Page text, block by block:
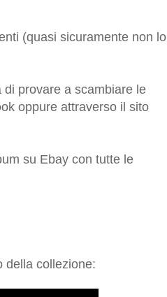
(quasi sicuramente non lo
provare a scambiare le
oppure attraverso il sito
su Ebay con tutte le
della collezione: